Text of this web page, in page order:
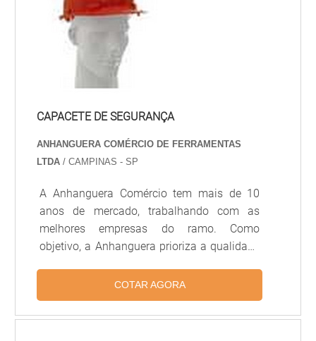
CAPACETE DE SEGURANÇA
ANHANGUERA COMÉRCIO DE FERRAMENTAS
LTDA/ CAMPINAS - SP
A Anhanguera Comércio tem mais de 10
anos de mercado, trabalhando com as
melhores empresas do ramo. Como
objetivo, a Anhanguera prioriza a qualidade
comercializado.O Capacete de segurança
possui rigidez dielétrica de acordo com a
NBR8221 para tensão até 30.000 volts. O
COTAR AGORA